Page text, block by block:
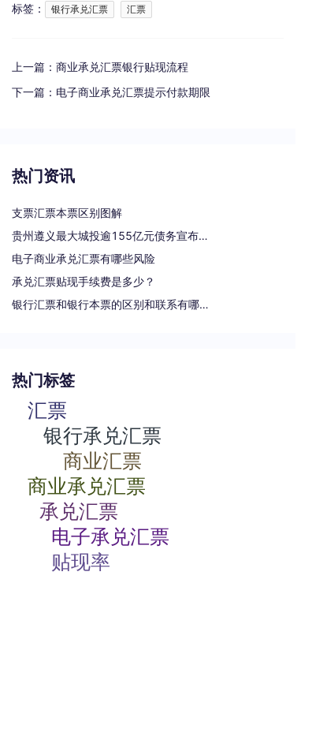
标签： 银行承兑汇票 汇票
上一篇： 商业承兑汇票银行贴现流程
下一篇： 电子商业承兑汇票提示付款期限
热门资讯
支票汇票本票区别图解
贵州遵义最大城投逾155亿元债务宣布重组
电子商业承兑汇票有哪些风险
承兑汇票贴现手续费是多少？
银行汇票和银行本票的区别和联系有哪些（一文读懂支票、本票和汇票的区别）
热门标签
汇票
银行承兑汇票
商业汇票
商业承兑汇票
承兑汇票
电子承兑汇票
贴现率